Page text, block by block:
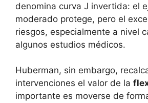
denomina curva J invertida: el
moderado protege, pero el
riesgos, especialmente a nivel
algunos estudios médicos.
Huberman, sin embargo,
intervenciones el valor de la
importante es moverse de